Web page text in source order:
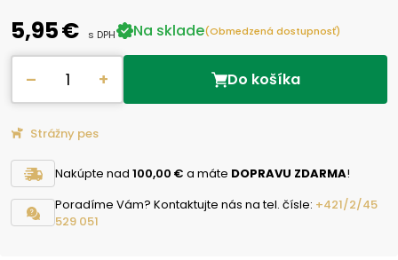
5,95 € s DPH Na sklade(Obmedzená dostupnosť)
– + Do košíka
Strážny pes
Nakúpte nad 100,00 € a máte DOPRAVU ZDARMA!
Poradíme Vám? Kontaktujte nás na tel. čísle: +421/2/45
529 051